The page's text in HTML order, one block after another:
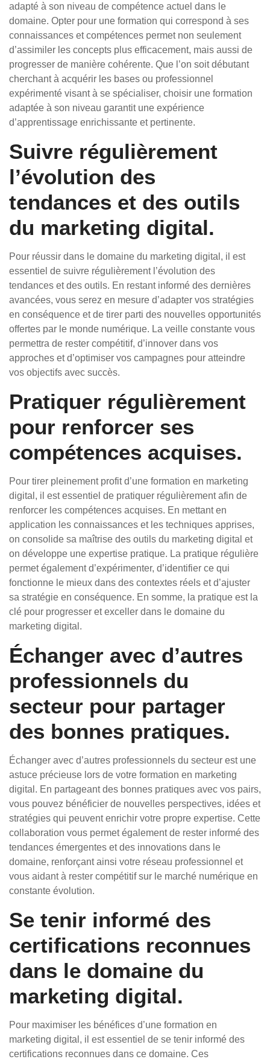
adapté à son niveau de compétence actuel dans le
domaine. Opter pour une formation qui correspond à ses
connaissances et compétences permet non seulement
d’assimiler les concepts plus efficacement, mais aussi de
progresser de manière cohérente. Que l’on soit débutant
cherchant à acquérir les bases ou professionnel
expérimenté visant à se spécialiser, choisir une formation
adaptée à son niveau garantit une expérience
d’apprentissage enrichissante et pertinente.
Suivre régulièrement
l’évolution des
tendances et des outils
du marketing digital.
Pour réussir dans le domaine du marketing digital, il est
essentiel de suivre régulièrement l’évolution des
tendances et des outils. En restant informé des dernières
avancées, vous serez en mesure d’adapter vos stratégies
en conséquence et de tirer parti des nouvelles opportunités
offertes par le monde numérique. La veille constante vous
permettra de rester compétitif, d’innover dans vos
approches et d’optimiser vos campagnes pour atteindre
vos objectifs avec succès.
Pratiquer régulièrement
pour renforcer ses
compétences acquises.
Pour tirer pleinement profit d’une formation en marketing
digital, il est essentiel de pratiquer régulièrement afin de
renforcer les compétences acquises. En mettant en
application les connaissances et les techniques apprises,
on consolide sa maîtrise des outils du marketing digital et
on développe une expertise pratique. La pratique régulière
permet également d’expérimenter, d’identifier ce qui
fonctionne le mieux dans des contextes réels et d’ajuster
sa stratégie en conséquence. En somme, la pratique est la
clé pour progresser et exceller dans le domaine du
marketing digital.
Échanger avec d’autres
professionnels du
secteur pour partager
des bonnes pratiques.
Échanger avec d’autres professionnels du secteur est une
astuce précieuse lors de votre formation en marketing
digital. En partageant des bonnes pratiques avec vos pairs,
vous pouvez bénéficier de nouvelles perspectives, idées et
stratégies qui peuvent enrichir votre propre expertise. Cette
collaboration vous permet également de rester informé des
tendances émergentes et des innovations dans le
domaine, renforçant ainsi votre réseau professionnel et
vous aidant à rester compétitif sur le marché numérique en
constante évolution.
Se tenir informé des
certifications reconnues
dans le domaine du
marketing digital.
Pour maximiser les bénéfices d’une formation en
marketing digital, il est essentiel de se tenir informé des
certifications reconnues dans ce domaine. Ces